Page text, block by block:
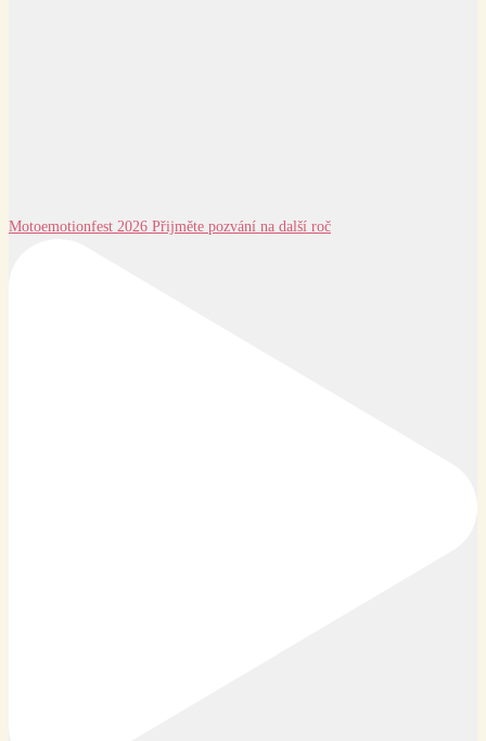
Motoemotionfest 2026 Přijměte pozvání na další roč